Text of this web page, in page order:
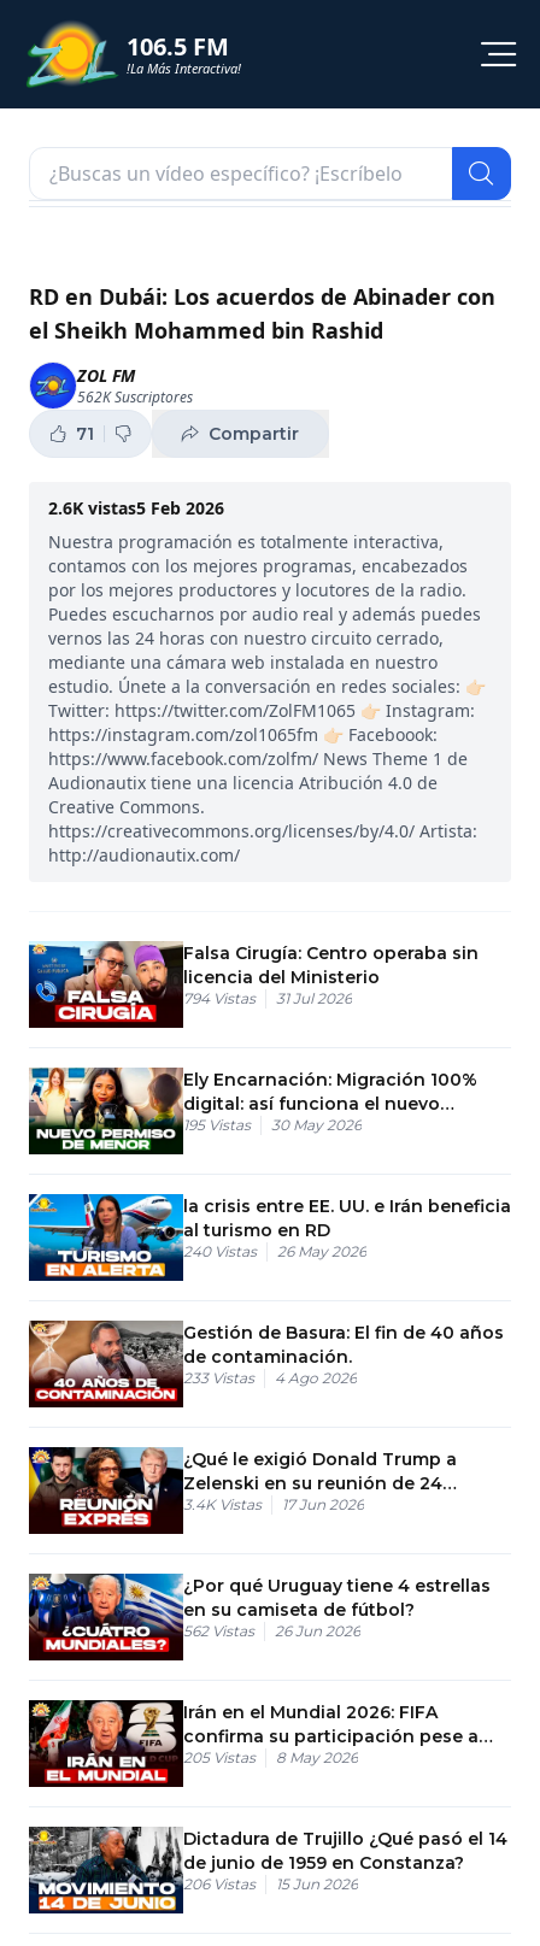
106.5 FM
!La Más Interactiva!
NOTICIAS
SHORTS
PODCAST
ZOL TV
RD en Dubái: Los acuerdos de Abinader con
el Sheikh Mohammed bin Rashid
ZOL FM
562KSuscriptores
71 Compartir
2.6K vistas5 Feb 2026
Nuestra programación es totalmente interactiva,
contamos con los mejores programas, encabezados
por los mejores productores y locutores de la radio.
Puedes escucharnos por audio real y además puedes
vernos las 24 horas con nuestro circuito cerrado,
mediante una cámara web instalada en nuestro
estudio. Únete a la conversación en redes sociales: 👉🏻
Twitter: https://twitter.com/ZolFM1065 👉🏻 Instagram:
https://instagram.com/zol1065fm 👉🏻 Faceboook:
https://www.facebook.com/zolfm/ News Theme 1 de
Audionautix tiene una licencia Atribución 4.0 de
Creative Commons.
https://creativecommons.org/licenses/by/4.0/ Artista:
http://audionautix.com/
Falsa Cirugía: Centro operaba sin
licencia del Ministerio
794 Vistas 31 Jul 2026
Ely Encarnación: Migración 100%
digital: así funciona el nuevo
permiso de menor
195 Vistas 30 May 2026
la crisis entre EE. UU. e Irán beneficia
al turismo en RD
240 Vistas 26 May 2026
Gestión de Basura: El fin de 40 años
de contaminación.
233 Vistas 4 Ago 2026
¿Qué le exigió Donald Trump a
Zelenski en su reunión de 24
minutos?
3.4K Vistas 17 Jun 2026
¿Por qué Uruguay tiene 4 estrellas
en su camiseta de fútbol?
562 Vistas 26 Jun 2026
Irán en el Mundial 2026: FIFA
confirma su participación pese a
tensiones con EE. UU.
205 Vistas 8 May 2026
Dictadura de Trujillo ¿Qué pasó el 14
de junio de 1959 en Constanza?
206 Vistas 15 Jun 2026